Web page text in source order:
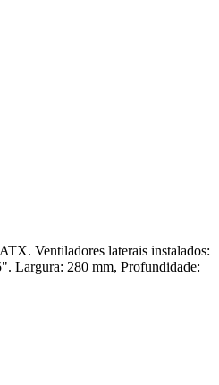
Ventiladores laterais instalados:
Largura: 280 mm, Profundidade: